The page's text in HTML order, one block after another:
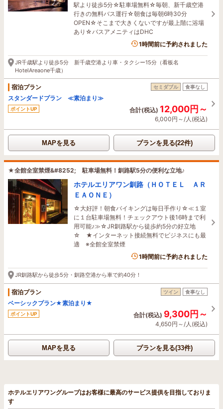
駅より徒歩5分☆駐車場無料☆毎朝、新千歳空港
行きの無料バス運行☆朝食は毎朝6時30分
OPEN☆そこまで大きくないですが最上階に浴場
あり☆バスアメニティはDHC1名がこの宿を見ています
1時間前に予約されました
JR千歳駅より徒歩5分 新千歳空港より車・タクシー15分（看板名
HotelAreaone千歳）
宿泊プラン セミダブル 食事なし
スタンダードプラン ≪素泊まり≫
ポイントUP 合計(税込) 12,000円～
6,000円～/人(税込)
MAPを見る プランを見る(22件)
★全館全室禁煙&#8252; 駐車場無料！釧路駅5分の便利な立地♪
ホテルエリアワン釧路（ＨＯＴＥＬ ＡＲ
ＥＡＯＮＥ）
☆大好評！朝食バイキングは毎日手作り☆≪１室
に１台駐車場無料！チェックアウト後16時まで利
用可能♪≫☆JR釧路駅から徒歩約5分の好立地
☆ ★インターネット接続無料でビジネスにも最
適 ※全館全室禁煙
1時間前に予約されました
JR釧路駅から徒歩5分・釧路空港から車で約40分！
宿泊プラン ツイン 食事なし
ベーシックプラン★素泊まり★
ポイントUP 合計(税込) 9,300円～
4,650円～/人(税込)
MAPを見る プランを見る(33件)
ホテルエリアワングループはお客様に最高のサービス提供を目指しておりま
す